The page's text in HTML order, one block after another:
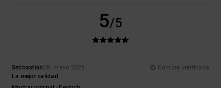
5/5
Sebbastian28. mayo 2026
Compra verificada
La mejor calidad